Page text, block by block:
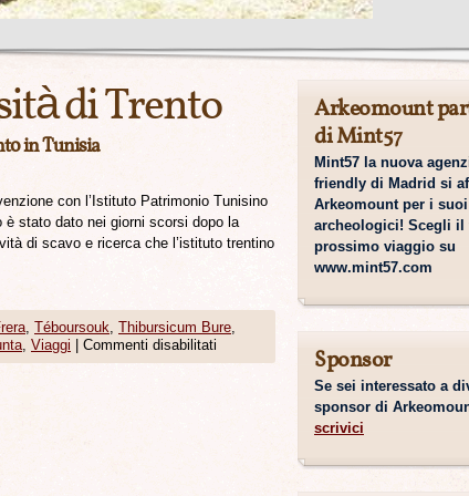
di Trento
in Tunisia
con l’Istituto Patrimonio Tunisino
è stato dato nei giorni scorsi dopo la
di scavo e ricerca che l’istituto trentino
, Téboursouk, Thibursicum Bure,
, Viaggi Commenti disabilitati
Arkeomount
di Mint57
Mint57 la nuova
friendly di Madrid si
Arkeomount per i
archeologici! Scegli il
prossimo viaggio su
www.mint57.com
Sponsor
Se sei interessato a
sponsor di
scrivici